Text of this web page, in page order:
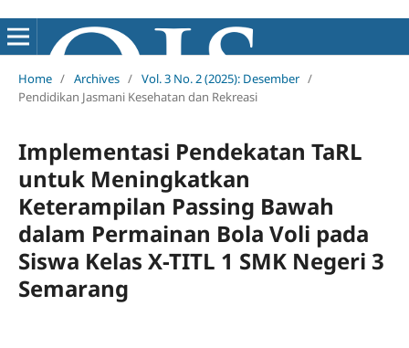
Home / Archives / Vol. 3 No. 2 (2025): Desember /
Pendidikan Jasmani Kesehatan dan Rekreasi
Implementasi Pendekatan TaRL
untuk Meningkatkan
Keterampilan Passing Bawah
dalam Permainan Bola Voli pada
Siswa Kelas X-TITL 1 SMK Negeri 3
Semarang